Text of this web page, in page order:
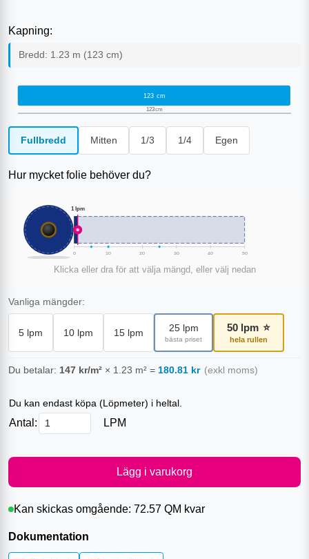
Kapning:
Bredd: 1.23 m (123 cm)
123 cm
123cm
Fullbredd Mitten 1/3 1/4 Egen
Hur mycket folie behöver du?
1 lpm
0 10 20 30 40 50
Klicka eller dra för att välja mängd, eller välj nedan
Vanliga mängder:
5 lpm 10 lpm 15 lpm 25lpm
bästa priset
50 lpm ⭐
hela rullen
Du betalar: 147 kr/m² × 1.23 m² = 180.81 kr (exkl moms)
Du kan endast köpa (Löpmeter) i heltal.
Antal: LPM
Lägg i varukorg
Kan skickas omgående: 72.57 QM kvar
Dokumentation